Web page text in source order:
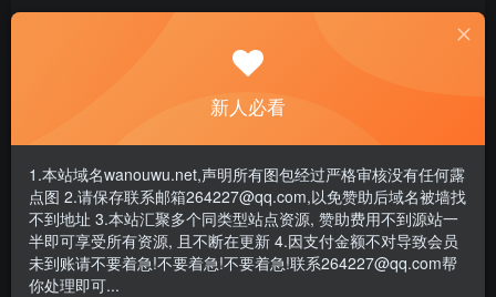
- 百度网盘提示提取码错误，请更换浏览器重试，这是百度网盘版本问
- 遇见解压密码不对、无法解压，请查看
- 资源失效/充值未到账/账号解禁...等问题请《提交工单》
新人必看
1.本站域名wanouwu.net,声明所有图包经过严格审核没有任何露
点图 2.请保存联系邮箱264227@qq.com,以免赞助后域名被墙找
不到地址 3.本站汇聚多个同类型站点资源, 赞助费用不到源站一
半即可享受所有资源, 且不断在更新 4.因支付金额不对导致会员
未到账请不要着急!不要着急!不要着急!联系264227@qq.com帮
你处理即可...